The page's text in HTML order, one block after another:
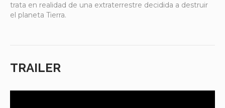
trata en realidad de una extraterrestre decidida a destruir
el planeta Tierra.
TRAILER